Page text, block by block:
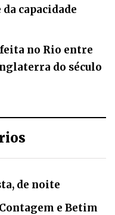
capacidade
no Rio entre
do século
de noite
Contagem e Betim